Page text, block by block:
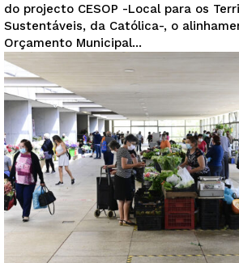
do projecto CESOP -Local para os
Sustentáveis, da Católica-, o
Orçamento Municipal...